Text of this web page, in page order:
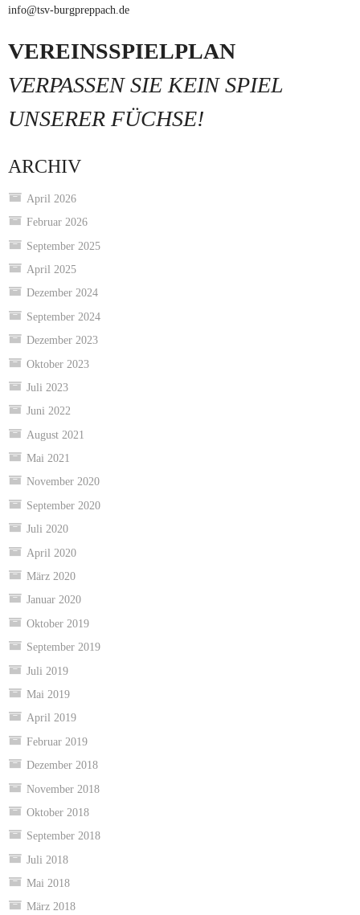
info@tsv-burgpreppach.de
VEREINSSPIELPLAN
VERPASSEN SIE KEIN SPIEL
UNSERER FÜCHSE!
ARCHIV
April 2026
Februar 2026
September 2025
April 2025
Dezember 2024
September 2024
Dezember 2023
Oktober 2023
Juli 2023
Juni 2022
August 2021
Mai 2021
November 2020
September 2020
Juli 2020
April 2020
März 2020
Januar 2020
Oktober 2019
September 2019
Juli 2019
Mai 2019
April 2019
Februar 2019
Dezember 2018
November 2018
Oktober 2018
September 2018
Juli 2018
Mai 2018
März 2018